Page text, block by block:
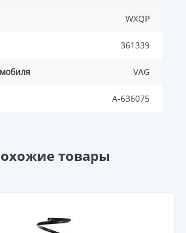
WXQP
361339
VAG
A-636075
товары